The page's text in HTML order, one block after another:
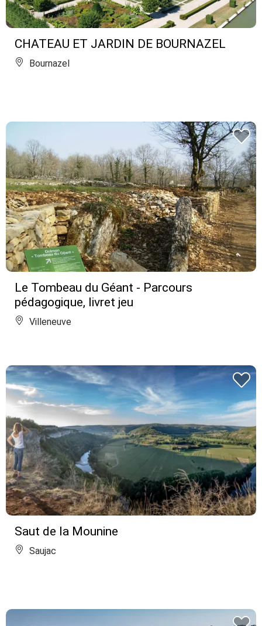
CHATEAU ET JARDIN DE BOURNAZEL
Bournazel
Le Tombeau du Géant - Parcours
pédagogique, livret jeu
Villeneuve
Saut de la Mounine
Saujac